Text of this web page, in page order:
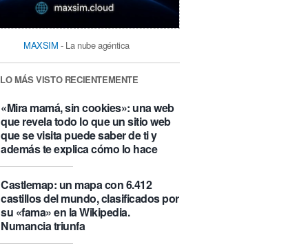
MAXSIM - La nube agéntica
LO MÁS VISTO RECIENTEMENTE
«Mira mamá, sin cookies»: una web
que revela todo lo que un sitio web
que se visita puede saber de ti y
además te explica cómo lo hace
Castlemap: un mapa con 6.412
castillos del mundo, clasificados por
su «fama» en la Wikipedia.
Numancia triunfa